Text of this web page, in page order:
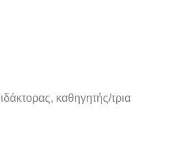
καθηγητής/τρια